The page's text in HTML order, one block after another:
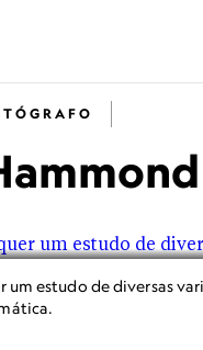
estudo de diversas